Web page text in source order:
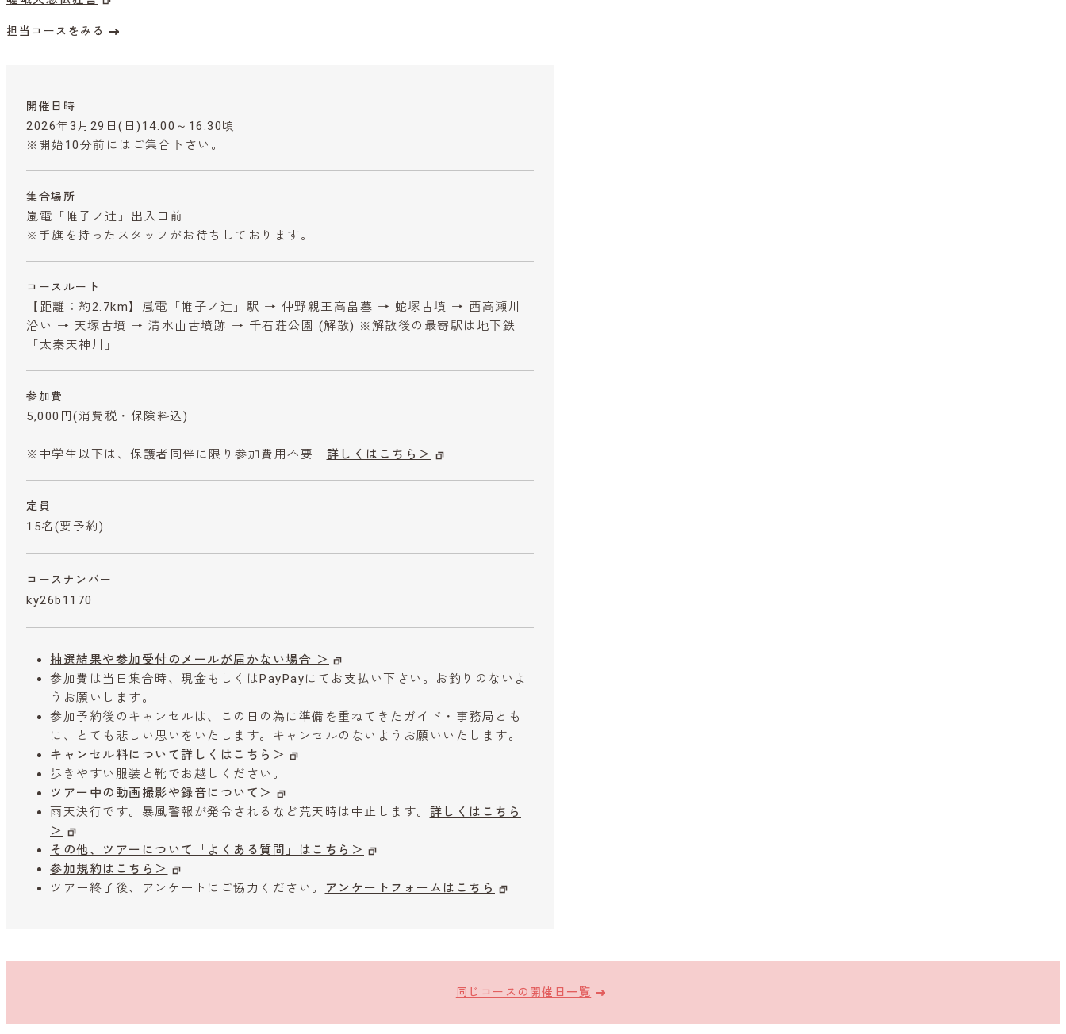
担当コースをみる
開催日時
2026年3月29日(日)14:00～16:30頃
※開始10分前にはご集合下さい。
集合場所
嵐電「帷子ノ辻」出入口前
※手旗を持ったスタッフがお待ちしております。
コースルート
【距離：約2.7km】嵐電「帷子ノ辻」駅 → 仲野親王高畠墓 → 蛇塚古墳 → 西高瀬川
沿い → 天塚古墳 → 清水山古墳跡 → 千石荘公園 (解散) ※解散後の最寄駅は地下鉄
「太秦天神川」
参加費
5,000円 (消費税・保険料込)
※中学生以下は、保護者同伴に限り参加費用不要 詳しくはこちら＞
定員
15名(要予約)
コースナンバー
ky26b1170
抽選結果や参加受付のメールが届かない場合 ＞
参加費は当日集合時、現金もしくはPayPayにてお支払い下さい。お釣りのないよ
うお願いします。
参加予約後のキャンセルは、この日の為に準備を重ねてきたガイド・事務局とも
に、とても悲しい思いをいたします。キャンセルのないようお願いいたします。
キャンセル料について詳しくはこちら＞
歩きやすい服装と靴でお越しください。
ツアー中の動画撮影や録音について＞
雨天決行です。暴風警報が発令されるなど荒天時は中止します。 詳しくはこちら
＞
その他、ツアーについて「よくある質問」はこちら＞
参加規約はこちら＞
ツアー終了後、アンケートにご協力ください。
アンケートフォームはこちら
同じコースの開催日一覧